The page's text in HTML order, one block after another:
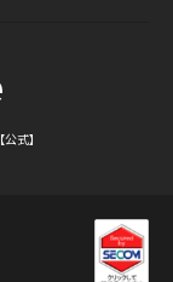
式】